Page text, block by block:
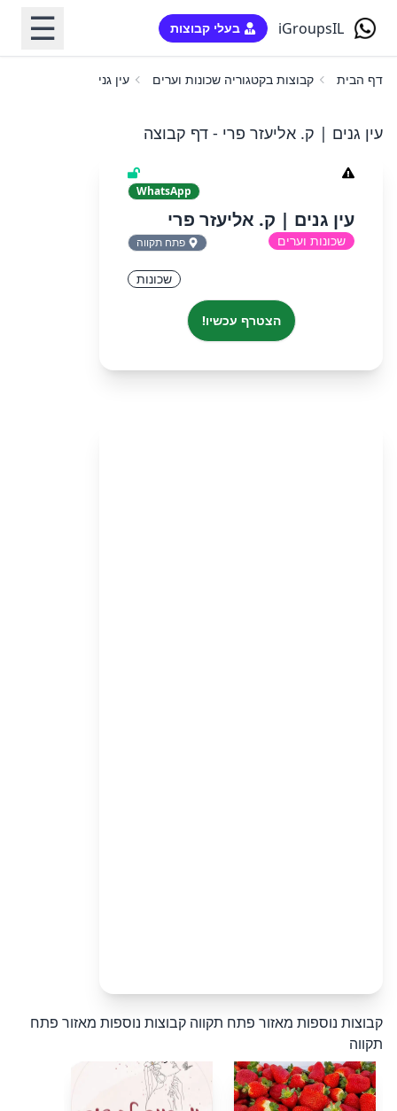
iGroupsIL בעלי קבוצות ☰
דף הבית קבוצות בקטגוריה שכונות וערים עין גנים | ק. אליעזר פרי
עין גנים | ק. אליעזר פרי - דף קבוצה
WhatsApp
עין גנים | ק. אליעזר פרי
שכונות וערים פתח תקווה
שכונות
הצטרף עכשיו!
קבוצות נוספות מאזור פתח תקווה קבוצות נוספות מאזור פתח
תקווה